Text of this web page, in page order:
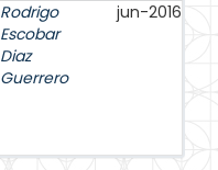
Rodrigo
Escobar
Diaz
Guerrero
jun-2016